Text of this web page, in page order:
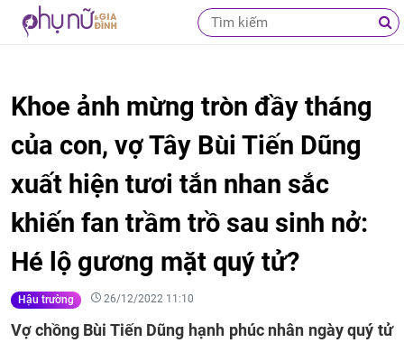
Khoe ảnh mừng tròn đầy tháng
của con, vợ Tây Bùi Tiến Dũng
xuất hiện tươi tắn nhan sắc
khiến fan trầm trồ sau sinh nở:
Hé lộ gương mặt quý tử?
Hậu trường 26/12/2022 11:10
Vợ chồng Bùi Tiến Dũng hạnh phúc nhân ngày quý tử